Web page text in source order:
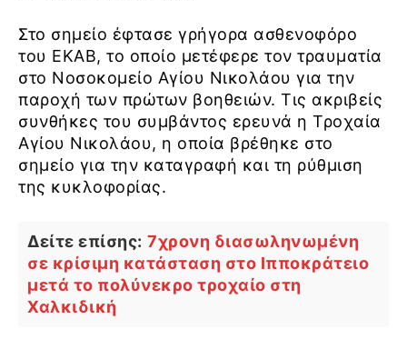
Στο σημείο έφτασε γρήγορα ασθενοφόρο
του ΕΚΑΒ, το οποίο μετέφερε τον τραυματία
στο Νοσοκομείο Αγίου Νικολάου για την
παροχή των πρώτων βοηθειών. Τις ακριβείς
συνθήκες του συμβάντος ερευνά η Τροχαία
Αγίου Νικολάου, η οποία βρέθηκε στο
σημείο για την καταγραφή και τη ρύθμιση
της κυκλοφορίας.
Δείτε επίσης: 7χρονη διασωληνωμένη
σε κρίσιμη κατάσταση στο Ιπποκράτειο
μετά το πολύνεκρο τροχαίο στη
Χαλκιδική